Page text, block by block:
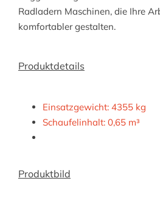
Radladern Maschinen, die Ihre
komfortabler gestalten.
Produktdetails
Einsatzgewicht: 4355 kg
Schaufelinhalt: 0,65 m³
Produktbild